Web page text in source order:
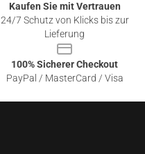
Kaufen Sie mit Vertrauen
24/7 Schutz von Klicks bis zur
Lieferung
100% Sicherer Checkout
PayPal / MasterCard / Visa